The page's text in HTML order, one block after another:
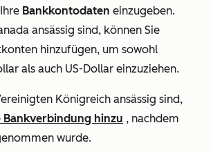
Bankkontodaten einzugeben.
ansässig sind, können Sie
hinzufügen, um sowohl
als auch US-Dollar einzuziehen.
Königreich ansässig sind,
Bankverbindung hinzu , nachdem
wurde.